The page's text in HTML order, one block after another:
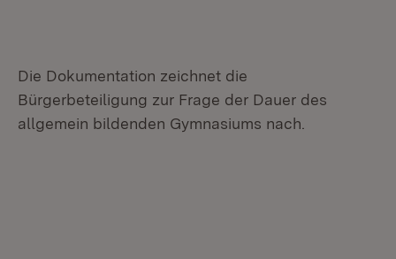
Die Dokumentation zeichnet die
Bürgerbeteiligung zur Frage der Dauer des
allgemein bildenden Gymnasiums nach.